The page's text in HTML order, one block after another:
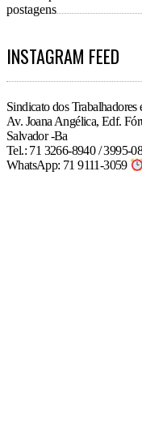
postagens
INSTAGRAM FEED
Sindicato dos
Av. Joana Angélica, Edf.
Salvador -Ba
Tel.: 71 3266-8940 / 3995-
WhatsApp: 71 9111-3059